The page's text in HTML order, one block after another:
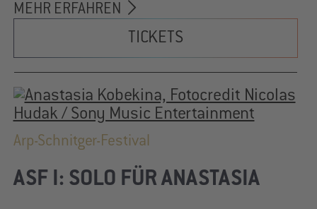
TICKETS
MEHR ERFAHREN
Arp-Schnitger-Festival
ASF I: SOLO FÜR ANASTASIA